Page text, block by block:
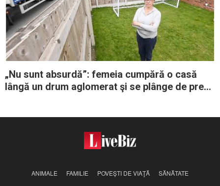
„Nu sunt absurdă”: femeia cumpără o casă
lângă un drum aglomerat şi se plânge de prea
ANIMALE FAMILIE POVEŞTI DE VIAŢĂ SĂNĂTATE